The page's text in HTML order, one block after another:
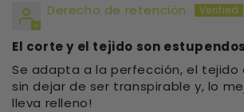
Derecho de retención
El corte y el tejido son estupendos
Se adapta a la perfección, el tejido
sin dejar de ser transpirable y, lo
lleva relleno!